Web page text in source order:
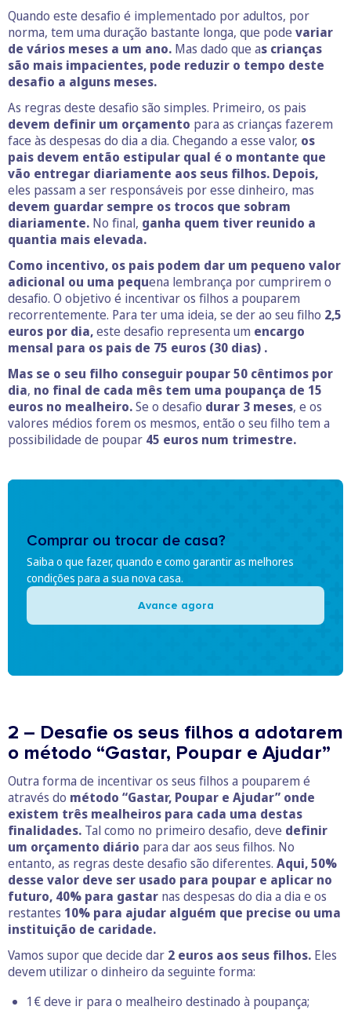
Quando este desafio é implementado por adultos, por
norma, tem uma duração bastante longa, que pode variar
de vários meses a um ano. Mas dado que as crianças
são mais impacientes, pode reduzir o tempo deste
desafio a alguns meses.
As regras deste desafio são simples. Primeiro, os pais
devem definir um orçamento para as crianças fazerem
face às despesas do dia a dia. Chegando a esse valor, os
pais devem então estipular qual é o montante que
vão entregar diariamente aos seus filhos. Depois,
eles passam a ser responsáveis por esse dinheiro, mas
devem guardar sempre os trocos que sobram
diariamente. No final, ganha quem tiver reunido a
quantia mais elevada.
Como incentivo, os pais podem dar um pequeno valor
adicional ou uma pequena lembrança por cumprirem o
desafio. O objetivo é incentivar os filhos a pouparem
recorrentemente. Para ter uma ideia, se der ao seu filho 2,5
euros por dia,este desafio representa um encargo
mensal para os pais de 75 euros (30 dias) .
Mas se o seu filho conseguir poupar 50 cêntimos por
dia, no final de cada mês tem uma poupança de 15
euros no mealheiro.Se o desafio durar 3 meses, e os
valores médios forem os mesmos, então o seu filho tem a
possibilidade de poupar 45 euros num trimestre.
Comprar ou trocar de casa?
Saiba o que fazer, quando e como garantir as melhores
condições para a sua nova casa.
Avance agora
2 – Desafie os seus filhos a adotarem
o método “Gastar, Poupar e Ajudar”
Outra forma de incentivar os seus filhos a pouparem é
através do método “Gastar, Poupar e Ajudar” onde
existem três mealheiros para cada uma destas
finalidades. Tal como no primeiro desafio, deve definir
um orçamento diário para dar aos seus filhos. No
entanto, as regras deste desafio são diferentes. Aqui, 50%
desse valor deve ser usado para poupar e aplicar no
futuro, 40% para gastar nas despesas do dia a dia e os
restantes 10% para ajudar alguém que precise ou uma
instituição de caridade.
Vamos supor que decide dar 2 euros aos seus filhos. Eles
devem utilizar o dinheiro da seguinte forma:
1€ deve ir para o mealheiro destinado à poupança;